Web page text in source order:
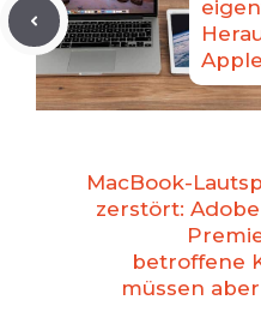
MacBook-
zerstört:
betroffene
müssen